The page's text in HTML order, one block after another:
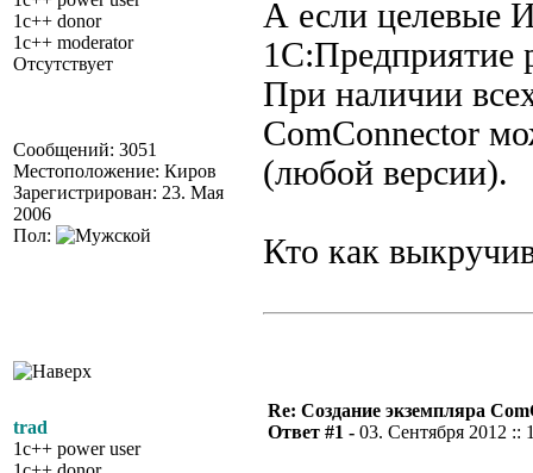
1c++ donor
1c++ moderator
Отсутствует
Сообщений: 3051
Местоположение: Киров
Зарегистрирован: 23. Мая
2006
Пол:
А если целевые
1C:Предприятие
При наличии
ComConnector
(любой версии).
Кто как
trad
1c++ power user
Re: Создание экземпляра
Ответ #1 - 03. Сентября 2012 ::